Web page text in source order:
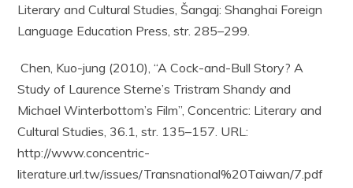
Literary and Cultural Studies, Šangaj: Shanghai Foreign
Language Education Press, str. 285–299.
Chen, Kuo-jung (2010), “A Cock-and-Bull Story? A
Study of Laurence Sterne’s Tristram Shandy and
Michael Winterbottom’s Film”, Concentric: Literary and
Cultural Studies, 36.1, str. 135–157. URL:
http://www.concentric-
literature.url.tw/issues/Transnational%20Taiwan/7.pdf